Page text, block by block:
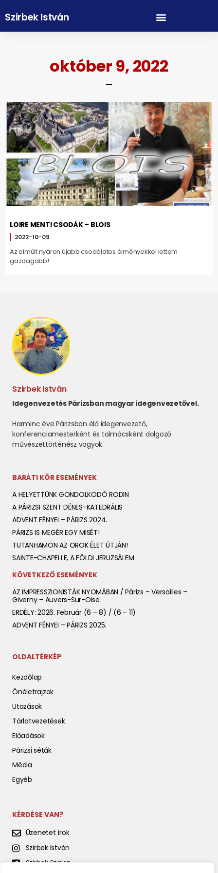
Szirbek István
október 9, 2022
LOIRE MENTI CSODÁK – BLOIS
2022-10-09
Az elmúlt nyáron újabb csodálatos élményekkel lettem
gazdagabb!
Szirbek István
Idegenvezetés Párizsban magyar idegenvezetővel.
Harminc éve Párizsban élő idegenvezető,
konferenciamesterként és tolmácsként dolgozó
művészettörténész vagyok.
BARÁTI KÖR ESEMÉNYEK
A HELYETTÜNK GONDOLKODÓ RODIN
A PÁRIZSI SZENT DÉNES-KATEDRÁLIS
ADVENT FÉNYEI – PÁRIZS 2024.
PÁRIZS IS MEGÉR EGY MISÉT!
TUTANHAMON AZ ÖRÖK ÉLET ÚTJÁN!
SAINTE-CHAPELLE, A FÖLDI JERUZSÁLEM
KÖVETKEZŐ ESEMÉNYEK
AZ IMPRESSZIONISTÁK NYOMÁBAN / Párizs – Versailles –
Giverny – Auvers-Sur-Oise
ERDÉLY: 2026. Február (6 – 8) / (6 – 11)
ADVENT FÉNYEI – PÁRIZS 2025.
OLDALTÉRKÉP
Kezdőlap
Önéletrajzok
Utazások
Tárlatvezetések
Előadások
Párizsi séták
Média
Egyéb
KÉRDÉSE VAN?
Üzenetet írok
Szirbek István
Szirbek Szalon